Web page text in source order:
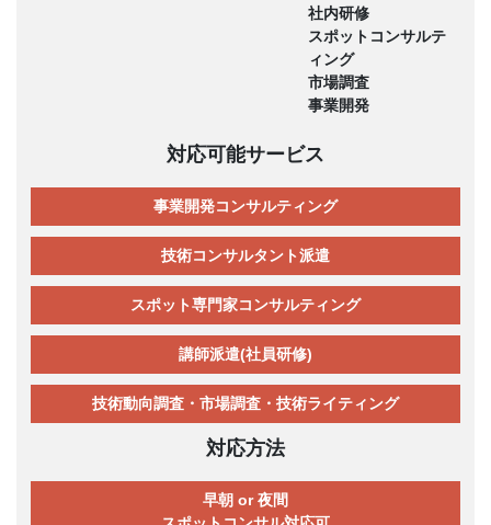
社内研修
スポットコンサルテ
ィング
市場調査
事業開発
対応可能サービス
事業開発コンサルティング
技術コンサルタント派遣
スポット専門家コンサルティング
講師派遣(社員研修)
技術動向調査・市場調査・技術ライティング
対応方法
早朝 or 夜間